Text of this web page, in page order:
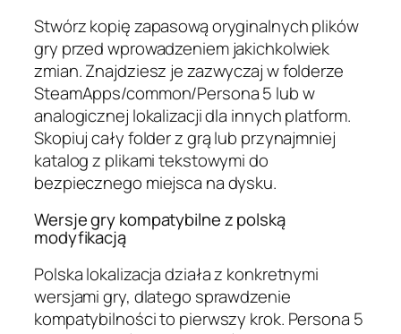
Stwórz kopię zapasową oryginalnych plików
gry przed wprowadzeniem jakichkolwiek
zmian. Znajdziesz je zazwyczaj w folderze
SteamApps/common/Persona 5 lub w
analogicznej lokalizacji dla innych platform.
Skopiuj cały folder z grą lub przynajmniej
katalog z plikami tekstowymi do
bezpiecznego miejsca na dysku.
Wersje gry kompatybilne z polską
modyfikacją
Polska lokalizacja działa z konkretnymi
wersjami gry, dlatego sprawdzenie
kompatybilności to pierwszy krok. Persona 5